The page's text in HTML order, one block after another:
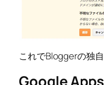
これでBloggerの独